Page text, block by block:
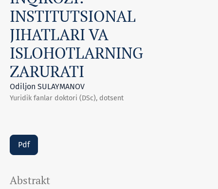
INSTITUTSIONAL
JIHATLARI VA
ISLOHOTLARNING
ZARURATI
Odiljon SULAYMANOV
Yuridik fanlar doktori (DSc), dotsent
Pdf
Abstrakt